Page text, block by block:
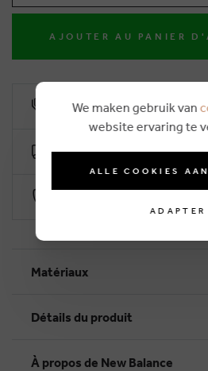
AJOUTER AU PANIER
10% remise de fidélité
Livraison gratuite dès €50
Matériaux
Détails du produit
À propos de New Balance
We maken gebruik van
website ervaring te
ALLE COOKIES
ADAPTER